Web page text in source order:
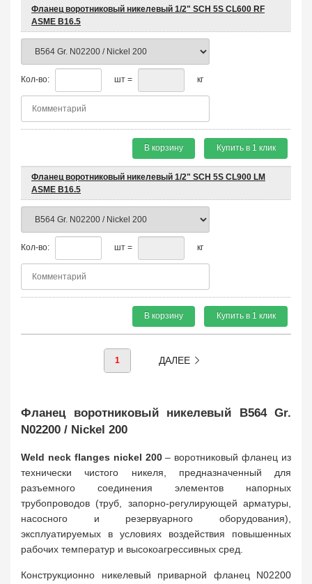
Фланец воротниковый никелевый 1/2" SCH 5S CL600 RF
ASME B16.5
Кол-во: шт = кг
В корзину Купить в 1 клик
Фланец воротниковый никелевый 1/2" SCH 5S CL900 LM
ASME B16.5
Кол-во: шт = кг
В корзину Купить в 1 клик
1 ДАЛЕЕ
Фланец воротниковый никелевый B564 Gr.
N02200 / Nickel 200
Weld neck flanges nickel 200– воротниковый фланец из
технически чистого никеля, предназначенный для
разъемного соединения элементов напорных
трубопроводов (труб, запорно-регулирующей арматуры,
насосного и резервуарного оборудования),
эксплуатируемых в условиях воздействия повышенных
рабочих температур и высокоагрессивных сред.
Конструкционно никелевый приварной фланец N02200